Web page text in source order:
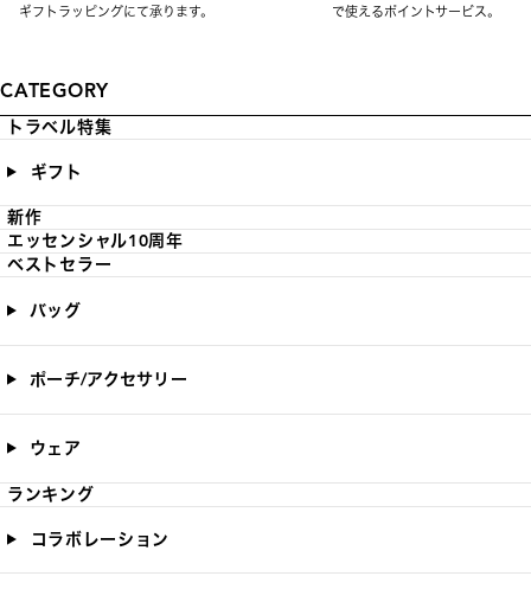
ギフトラッピングにて承ります。
で使えるポイントサービス。
CATEGORY
トラベル特集
ギフト
新作
エッセンシャル10周年
ベストセラー
バッグ
ポーチ/アクセサリー
ウェア
ランキング
コラボレーション